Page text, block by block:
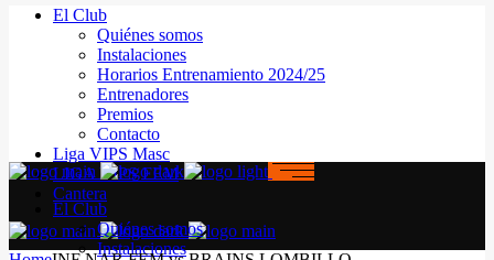
El Club
Quiénes somos
Instalaciones
Horarios Entrenamiento 2024/25
Entrenadores
Premios
Contacto
Liga VIPS Masc
LIGA VIPS FEM
Cantera
El Club
Quiénes somos
Instalaciones